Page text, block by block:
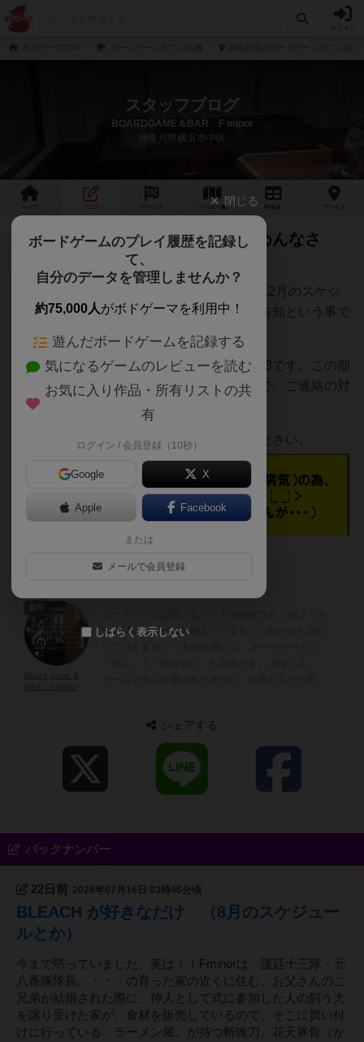
スタッフブログ
BOARDGAME＆BAR F minor
神奈川県横浜市中区
ゲーム 一覧 料金 アクセス
お知らせのお知らせ （我儘でごめんなさ
お世話になります。店主：Fminorです。「12月のスケジ
ュールとか」に記載された内容ですが、再告知という事で
以下の期間お休みいたします。12/10～12/13です。この期
間中も仕事をしながらの勉強となりますので、ご連絡の対
応が遅くなる場合もあろうかと思います。
受かるつもりで頑張りますので、ご了承ください。
このブログの投稿者
種類以上のゲームを揃えています。これからも増や
ムを、好きな仲間（出会い）と、心行くまま」 こ
ちらをモットーとしています。 ですので、食べ物
はウーバーや出前を利用いただいたり、食べ物を持
ち込んで頂いて構いません。 食べ物も頼んで頂け
ると嬉しいですが・・・実際に美味しい料理は他所
はありません。ですが、苦労した分、愛着があり、
作り方は 自身の失敗も含めアドバイスできます。
もし、「個人でお店を始めたい、作りたい」、「内
バイス致します。飲みながら話しましょう！ 私
（ヘ短調）と仲良くしてください。 始めたばかり
の、発展途上なお店ですので、皆さんのご協力お願
いします。
シェアする
バックナンバー
22日前 2026年07月16日 03時46分頃
BLEACH が好きなだけ （8月のスケジュー
ルとか）
今まで黙っていました。実は！！Fminorは、護廷十三隊・元
八番隊隊長。・・・の育った家の近くに住む、お父さんのご
兄弟が結婚された際に、仲人として式に参加した人の飼う犬
を譲り受けた家が、食材を販売しているので、そこに買い付
けに行っている、ラーメン屋。が持つ斬魄刀。花天豚骨（か
閉じる
ボードゲームのプレイ履歴を記録し
て、
自分のデータを管理しませんか？
約75,000人がボドゲーマを利用中！
遊んだボードゲームを記録する
気になるゲームのレビューを読む
お気に入り作品・所有リストの共
有
ログイン / 会員登録（10秒）
Google X
Apple Facebook
または
メールで会員登録
しばらく表示しない